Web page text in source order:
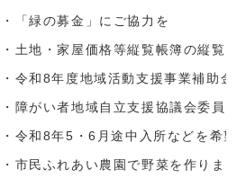
・「緑の募金」にご協力を
・土地・家屋価格等縦覧帳簿の縦覧
・令和8年度地域活動支援事業補助
・障がい者地域自立支援協議会委員
・令和8年5・6月途中入所などを希
・市民ふれあい農園で野菜を作りま